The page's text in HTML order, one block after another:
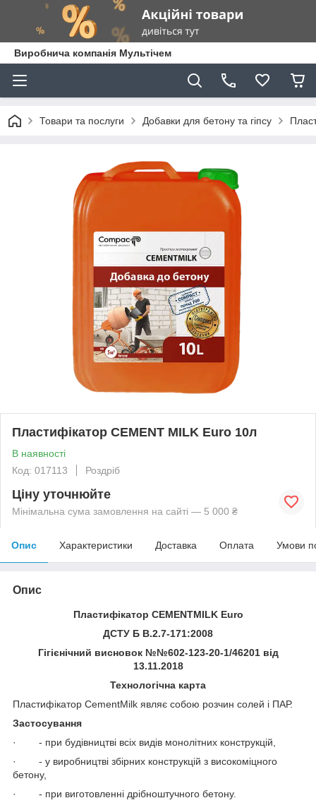
Виробнича компанія Мультічем
Товари та послуги Добавки для бетону та гіпсу
Пластифікатор CEMENT MILK Euro 10л
В наявності
Код: 017113
Роздріб
Ціну уточнюйте
Мінімальна сума замовлення на сайті — 5 000 ₴
Опис Характеристики Доставка Оплата Умови
Опис
Пластифікатор CEMENTMILK Euro
ДСТУ Б В.2.7-171:2008
Гігієнічний висновок №№602-123-20-1/46201 від
13.11.2018
Технологічна карта
Пластифікатор CementMilk являє собою розчин солей і ПАР.
Застосування
· - при будівництві всіх видів монолітних конструкцій,
· - у виробництві збірних конструкцій з високоміцного
бетону,
· - при виготовленні дрібноштучного бетону.